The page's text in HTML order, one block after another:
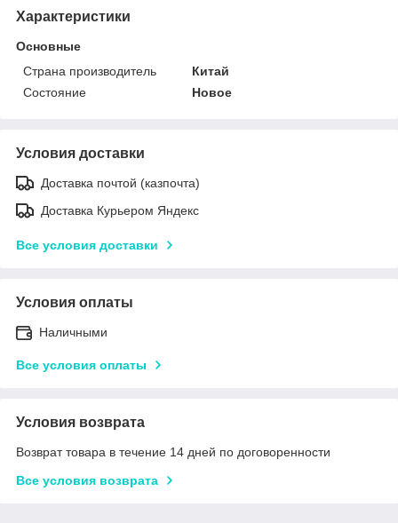
Характеристики
Основные
Страна производитель
Китай
Состояние
Новое
Условия доставки
Доставка почтой (казпочта)
Доставка Курьером Яндекс
Все условия доставки
Условия оплаты
Наличными
Все условия оплаты
Условия возврата
Возврат товара в течение 14 дней по договоренности
Все условия возврата